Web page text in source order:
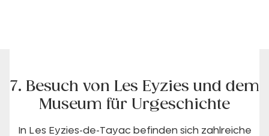
7. Besuch von Les Eyzies und dem
Museum für Urgeschichte
In Les Eyzies-de-Tayac befinden sich zahlreiche